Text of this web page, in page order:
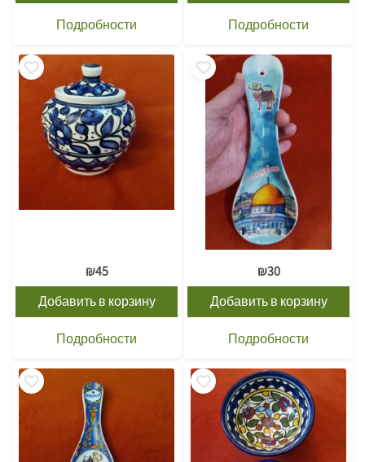
Подробности Подробности
₪45
Добавить в корзину
Подробности
₪30
Добавить в корзину
Подробности